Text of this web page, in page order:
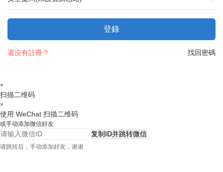
登錄
找回密碼
還沒有註冊？
×
扫描二维码
×
使用 WeChat 扫描二维码
或手动添加微信好友
复制ID并跳转微信
请跳转后，手动添加好友，谢谢